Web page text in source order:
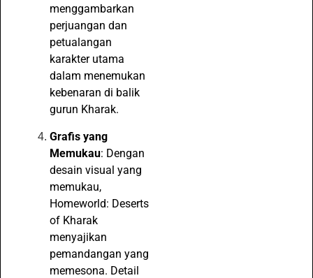
menggambarkan
perjuangan dan
petualangan
karakter utama
dalam menemukan
kebenaran di balik
gurun Kharak.
Grafis yang
Memukau: Dengan
desain visual yang
memukau,
Homeworld: Deserts
of Kharak
menyajikan
pemandangan yang
memesona. Detail